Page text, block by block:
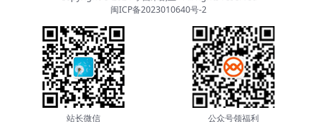
闽ICP备2023010640号-2
站长微信 公众号领福利